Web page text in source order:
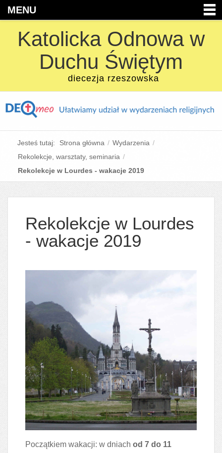
MENU
Katolicka Odnowa w
Duchu Świętym
diecezja rzeszowska
Jesteś tutaj: Strona główna / Wydarzenia /
Rekolekcje, warsztaty, seminaria /
Rekolekcje w Lourdes - wakacje 2019
Rekolekcje w Lourdes
- wakacje 2019
Początkiem wakacji: w dniach od 7 do 11